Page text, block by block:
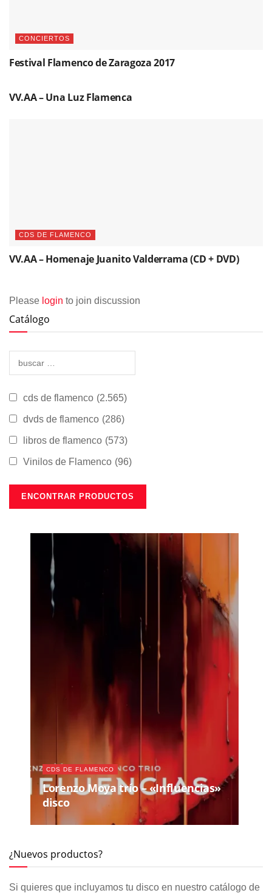
CONCIERTOS
Festival Flamenco de Zaragoza 2017
VV.AA – Una Luz Flamenca
CDS DE FLAMENCO
VV.AA – Homenaje Juanito Valderrama (CD + DVD)
Please login to join discussion
Catálogo
cds de flamenco (2.565)
dvds de flamenco (286)
libros de flamenco (573)
Vinilos de Flamenco (96)
CDS DE FLAMENCO
Lorenzo Moya trío – «Influencias»
disco
¿Nuevos productos?
Si quieres que incluyamos tu disco en nuestro catálogo de